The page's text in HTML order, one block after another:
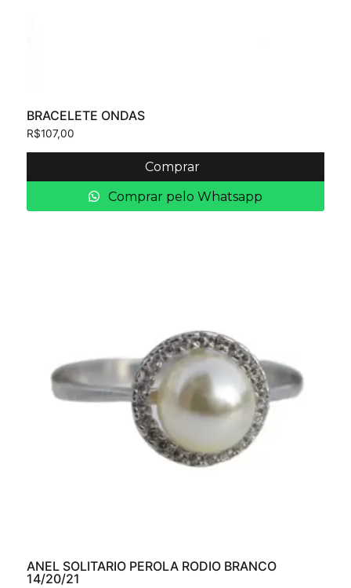
BRACELETE ONDAS
R$107,00
Comprar
Comprar pelo Whatsapp
ANEL SOLITARIO PEROLA RODIO BRANCO
14/20/21